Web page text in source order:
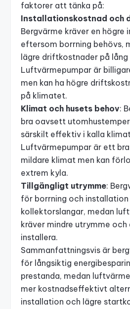
faktorer att tänka på:
Installationskostnad och
Bergvärme kräver en högre
eftersom borrning behövs,
lägre driftkostnader på lång
Luftvärmepumpar är
men kan ha högre
på klimatet.
Klimat och husets behov:
bra oavsett
särskilt effektiv i kalla
Luftvärmepumpar är ett
mildare klimat men kan
extrem kyla.
Tillgängligt utrymme:
för borrning och installation
kollektorslangar, medan
kräver mindre utrymme
installera.
Sammanfattningsvis är
för långsiktig
prestanda, medan
mer kostnadseffektivt
installation och lägre